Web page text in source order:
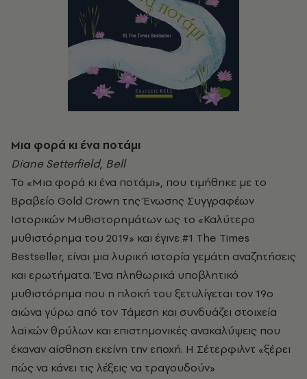
Μια φορά κι ένα ποτάμι
Diane Setterfield, Bell
To «Μια φορά κι ένα ποτάμι», που τιμήθηκε με το
Βραβείο Gold Crown της Ένωσης Συγγραφέων
Ιστορικών Μυθιστορημάτων ως το «Καλύτερο
μυθιστόρημα του 2019» και έγινε #1 The Times
Bestseller, είναι μια λυρική ιστορία γεμάτη αναζητήσεις
και ερωτήματα. Ένα πληθωρικά υποβλητικό
μυθιστόρημα που η πλοκή του ξετυλίγεται τον 19ο
αιώνα γύρω από τον Τάμεση και συνδυάζει στοιχεία
λαϊκών θρύλων και επιστημονικές ανακαλύψεις που
έκαναν αίσθηση εκείνη την εποχή. Η Σέτερφιλντ «ξέρει
πώς να κάνει τις λέξεις να τραγουδούν»